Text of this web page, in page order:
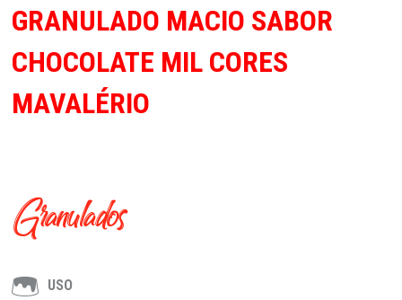
GRANULADO MACIO SABOR
CHOCOLATE MIL CORES
MAVALÉRIO
Granulados
USO